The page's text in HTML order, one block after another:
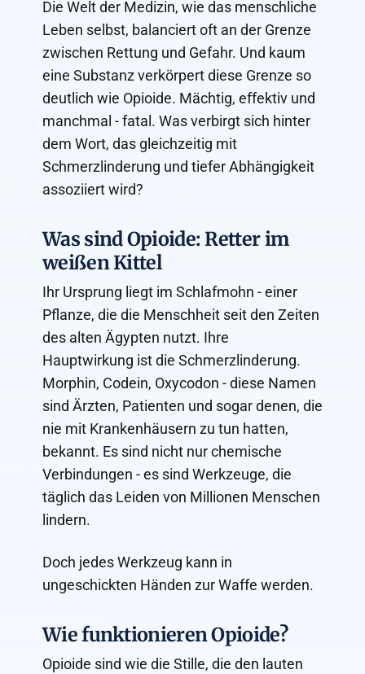
Die Welt der Medizin, wie das menschliche
Leben selbst, balanciert oft an der Grenze
zwischen Rettung und Gefahr. Und kaum
eine Substanz verkörpert diese Grenze so
deutlich wie Opioide. Mächtig, effektiv und
manchmal - fatal. Was verbirgt sich hinter
dem Wort, das gleichzeitig mit
Schmerzlinderung und tiefer Abhängigkeit
assoziiert wird?
Was sind Opioide: Retter im
weißen Kittel
Ihr Ursprung liegt im Schlafmohn - einer
Pflanze, die die Menschheit seit den Zeiten
des alten Ägypten nutzt. Ihre
Hauptwirkung ist die Schmerzlinderung.
Morphin, Codein, Oxycodon - diese Namen
sind Ärzten, Patienten und sogar denen, die
nie mit Krankenhäusern zu tun hatten,
bekannt. Es sind nicht nur chemische
Verbindungen - es sind Werkzeuge, die
täglich das Leiden von Millionen Menschen
lindern.
Doch jedes Werkzeug kann in
ungeschickten Händen zur Waffe werden.
Wie funktionieren Opioide?
Opioide sind wie die Stille, die den lauten